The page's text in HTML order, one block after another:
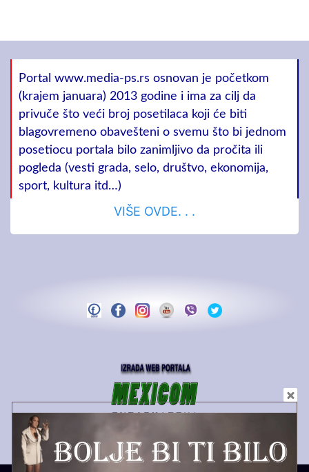
Portal www.media-ps.rs osnovan je početkom
(krajem januara) 2013 godine i ima za cilj da
privuče što veći broj posetilaca koji će biti
blagovremeno obavešteni o svemu što bi jednom
posetiocu portala bilo zanimljivo da pročita ili
pogleda (vesti grada, selo, društvo, ekonomija,
sport, kultura itd…)
VIŠE OVDE. . .